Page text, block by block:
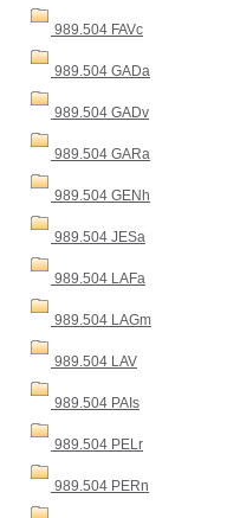
989.504 FAVc
989.504 GADa
989.504 GADv
989.504 GARa
989.504 GENh
989.504 JESa
989.504 LAFa
989.504 LAGm
989.504 LAV
989.504 PAIs
989.504 PELr
989.504 PERn